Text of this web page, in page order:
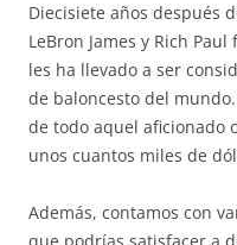
Diecisiete años después
LeBron James y Rich
les ha llevado a ser
de baloncesto del
de todo aquel aficionado
unos cuantos miles de
Además, contamos con